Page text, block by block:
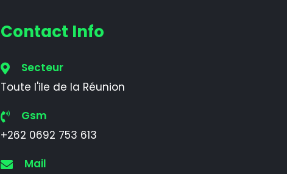
Contact Info
Secteur
Toute l'ile de la Réunion
Gsm
+262 0692 753 613
Mail